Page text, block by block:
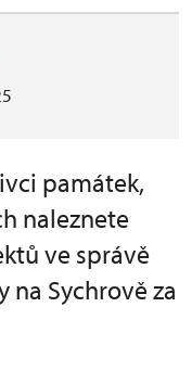
památek,
naleznete
ve správě
Sychrově za